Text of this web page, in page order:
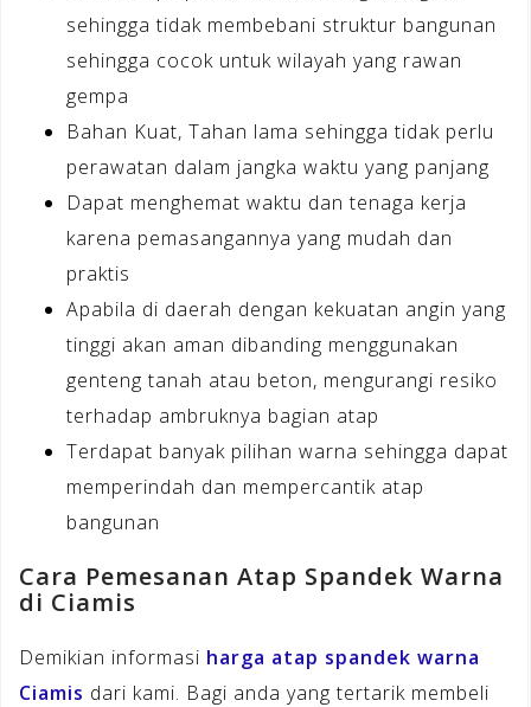
sehingga tidak membebani struktur bangunan
sehingga cocok untuk wilayah yang rawan
gempa
Bahan Kuat, Tahan lama sehingga tidak perlu
perawatan dalam jangka waktu yang panjang
Dapat menghemat waktu dan tenaga kerja
karena pemasangannya yang mudah dan
praktis
Apabila di daerah dengan kekuatan angin yang
tinggi akan aman dibanding menggunakan
genteng tanah atau beton, mengurangi resiko
terhadap ambruknya bagian atap
Terdapat banyak pilihan warna sehingga dapat
memperindah dan mempercantik atap
bangunan
Cara Pemesanan Atap Spandek Warna
di Ciamis
Demikian informasi harga atap spandek warna
Ciamis dari kami. Bagi anda yang tertarik membeli